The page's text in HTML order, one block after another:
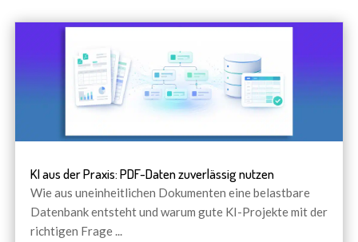
KI aus der Praxis: PDF-Daten zuverlässig nutzen
Wie aus uneinheitlichen Dokumenten eine belastbare
Datenbank entsteht und warum gute KI-Projekte mit der
richtigen Frage...